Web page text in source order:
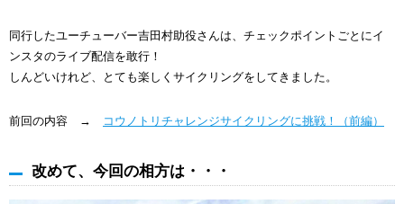
同行したユーチューバー吉田村助役さんは、チェックポイントごとにイ
ンスタのライブ配信を敢行！
しんどいけれど、とても楽しくサイクリングをしてきました。
前回の内容 → コウノトリチャレンジサイクリングに挑戦！（前編）
改めて、今回の相方は・・・